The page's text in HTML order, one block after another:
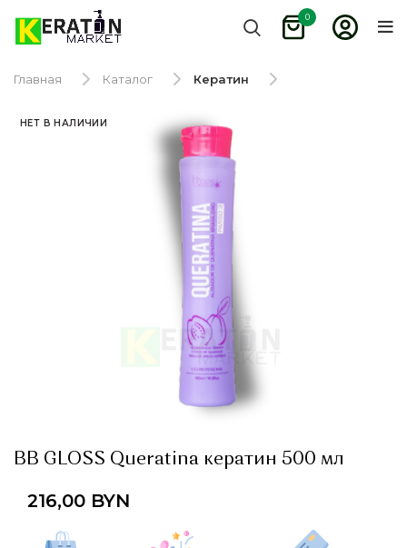
0
Главная Каталог Кератин
НЕТ В НАЛИЧИИ
BB GLOSS Queratina кератин 500 мл
216,00 BYN